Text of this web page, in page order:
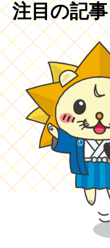
注目の記事